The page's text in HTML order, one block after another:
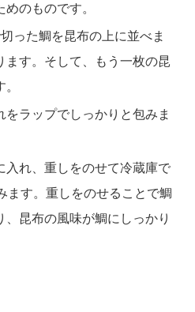
のものです。
った鯛を昆布の上に並べま
ます。そして、もう一枚の昆
をラップでしっかりと包みま
入れ、重しをのせて冷蔵庫で
ます。重しをのせることで鯛
、昆布の風味が鯛にしっかり